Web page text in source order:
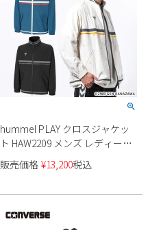
hummel PLAY クロスジャケッ
ト HAW2209 メンズ レディース
ユニセックス
販売価格 ¥13,200税込